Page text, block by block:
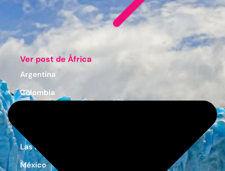
Ver post de África
Argentina
Colombia
Las Bahamas
México